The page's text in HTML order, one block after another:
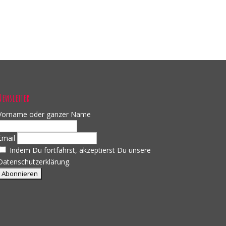
oder ganzer Name
Indem Du fortfährst, akzeptierst Du unsere